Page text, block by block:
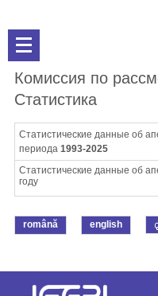
Комиссия по
Статистика
Статистические данные об
периода 1993-2025
Статистические данные об
году
română english